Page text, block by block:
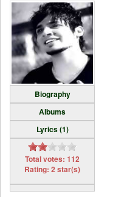
Biography
Albums
Lyrics (1)
Total votes: 112
Rating: 2 star(s)